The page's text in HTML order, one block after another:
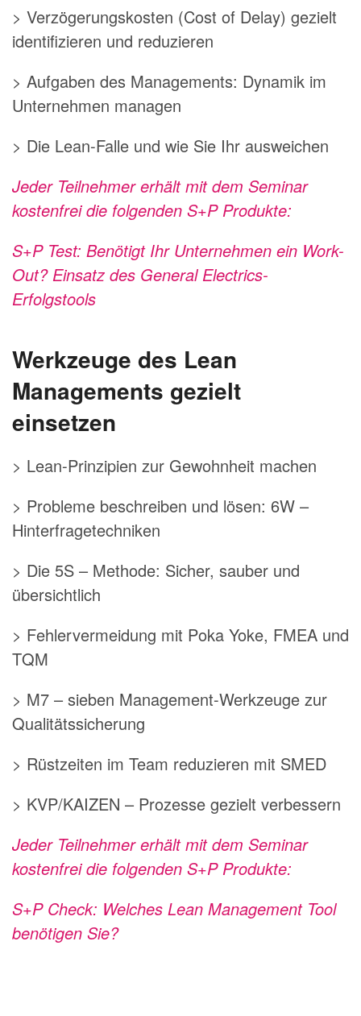
> Verzögerungskosten (Cost of Delay) gezielt
identifizieren und reduzieren
> Aufgaben des Managements: Dynamik im
Unternehmen managen
> Die Lean-Falle und wie Sie Ihr ausweichen
Jeder Teilnehmer erhält mit dem Seminar
kostenfrei die folgenden S+P Produkte:
S+P Test: Benötigt Ihr Unternehmen ein Work-
Out? Einsatz des General Electrics-
Erfolgstools
Werkzeuge des Lean
Managements gezielt
einsetzen
> Lean-Prinzipien zur Gewohnheit machen
> Probleme beschreiben und lösen: 6W –
Hinterfragetechniken
> Die 5S – Methode: Sicher, sauber und
übersichtlich
> Fehlervermeidung mit Poka Yoke, FMEA und
TQM
> M7 – sieben Management-Werkzeuge zur
Qualitätssicherung
> Rüstzeiten im Team reduzieren mit SMED
> KVP/KAIZEN – Prozesse gezielt verbessern
Jeder Teilnehmer erhält mit dem Seminar
kostenfrei die folgenden S+P Produkte:
S+P Check: Welches Lean Management Tool
benötigen Sie?